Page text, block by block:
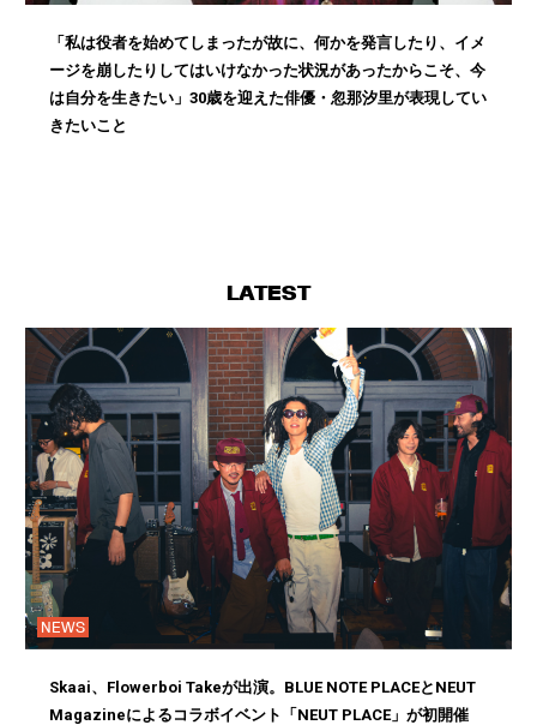
「私は役者を始めてしまったが故に、何かを発言したり、イメ
ージを崩したりしてはいけなかった状況があったからこそ、今
は自分を生きたい」30歳を迎えた俳優・忽那汐里が表現してい
きたいこと
LATEST
NEWS
Skaai、Flowerboi Takeが出演。BLUE NOTE PLACEとNEUT
Magazineによるコラボイベント「NEUT PLACE」が初開催